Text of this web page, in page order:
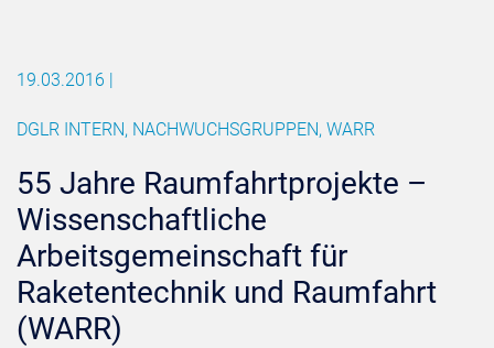
19.03.2016 |
DGLR INTERN, NACHWUCHSGRUPPEN, WARR
55 Jahre Raumfahrtprojekte –
Wissenschaftliche
Arbeitsgemeinschaft für
Raketentechnik und Raumfahrt
(WARR)